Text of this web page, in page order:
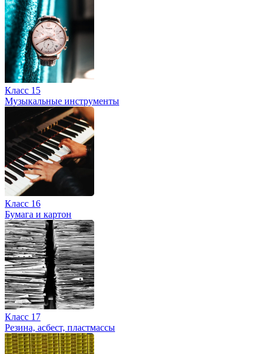
Класс 15
Музыкальные инструменты
Класс 16
Бумага и картон
Класс 17
Резина, асбест, пластмассы